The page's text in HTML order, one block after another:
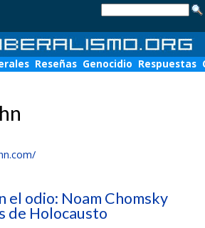
Reseñas Genocidio Respuestas
el odio: Noam Chomsky
de Holocausto